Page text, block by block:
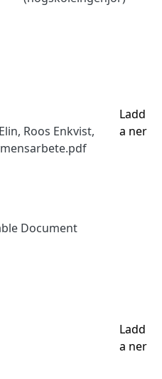
Roos Enkvist,
Document
Ladd
a ner
Ladd
a ner